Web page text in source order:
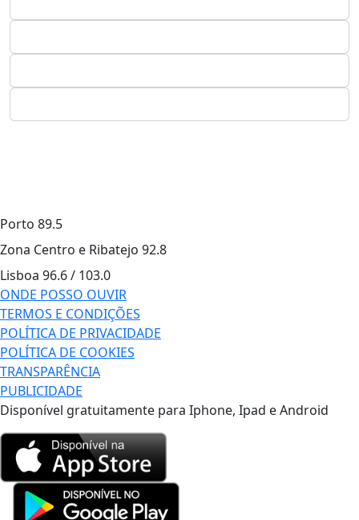
Porto 89.5
Zona Centro e Ribatejo 92.8
Lisboa 96.6 / 103.0
ONDE POSSO OUVIR
TERMOS E CONDIÇÕES
POLÍTICA DE PRIVACIDADE
POLÍTICA DE COOKIES
TRANSPARÊNCIA
PUBLICIDADE
Disponível gratuitamente para Iphone, Ipad e Android